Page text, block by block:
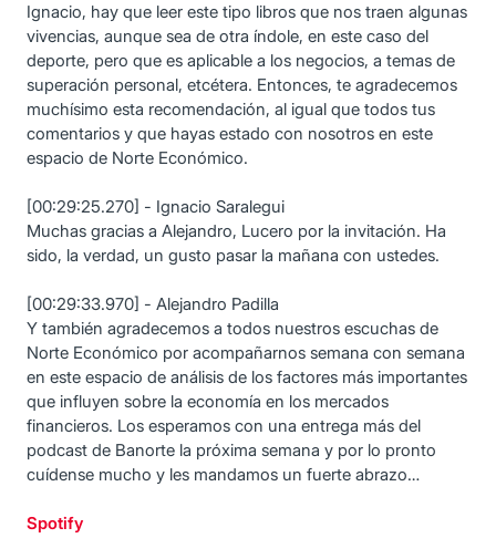
Ignacio, hay que leer este tipo libros que nos traen algunas
vivencias, aunque sea de otra índole, en este caso del
deporte, pero que es aplicable a los negocios, a temas de
superación personal, etcétera. Entonces, te agradecemos
muchísimo esta recomendación, al igual que todos tus
comentarios y que hayas estado con nosotros en este
espacio de Norte Económico.
[00:29:25.270] - Ignacio Saralegui
Muchas gracias a Alejandro, Lucero por la invitación. Ha
sido, la verdad, un gusto pasar la mañana con ustedes.
[00:29:33.970] - Alejandro Padilla
Y también agradecemos a todos nuestros escuchas de
Norte Económico por acompañarnos semana con semana
en este espacio de análisis de los factores más importantes
que influyen sobre la economía en los mercados
financieros. Los esperamos con una entrega más del
podcast de Banorte la próxima semana y por lo pronto
cuídense mucho y les mandamos un fuerte abrazo…
Spotify